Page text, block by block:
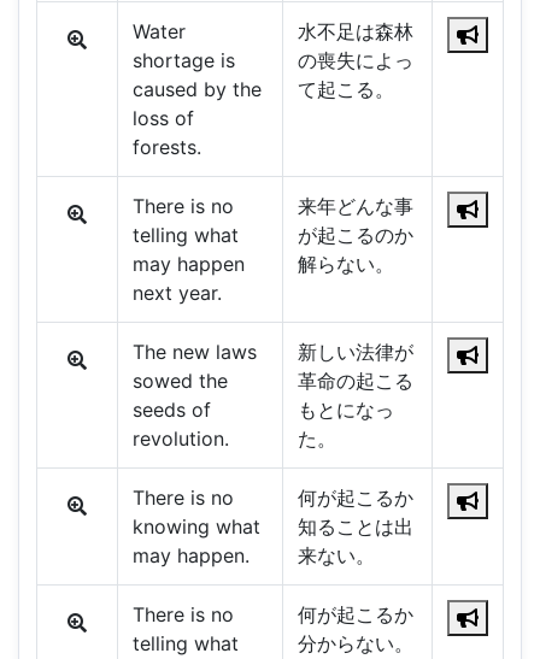
Water
shortage is
caused by the
loss of
forests.
水不足は森林
の喪失によっ
て起こる。
There is no
telling what
may happen
next year.
来年どんな事
が起こるのか
解らない。
The new laws
sowed the
seeds of
revolution.
新しい法律が
革命の起こる
もとになっ
た。
There is no
knowing what
may happen.
何が起こるか
知ることは出
来ない。
There is no
telling what
何が起こるか
分からない。